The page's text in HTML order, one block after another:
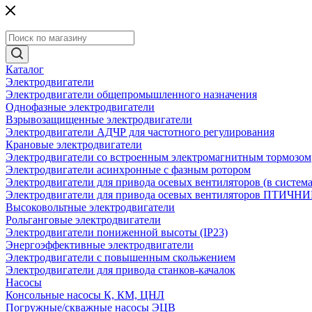
Каталог
Электродвигатели
Электродвигатели общепромышленного назначения
Однофазные электродвигатели
Взрывозащищенные электродвигатели
Электродвигатели АДЧР для частотного регулирования
Крановые электродвигатели
Электродвигатели со встроенным электромагнитным тормозом
Электродвигатели асинхронные с фазным ротором
Электродвигатели для привода осевых вентиляторов (в
Электродвигатели для привода осевых вентиляторов
Высоковольтные электродвигатели
Рольганговые электродвигатели
Электродвигатели пониженной высоты (IP23)
Энергоэффективные электродвигатели
Электродвигатели с повышенным скольжением
Электродвигатели для привода станков-качалок
Насосы
Консольные насосы К, КМ, ЦНЛ
Погружные/скважные насосы ЭЦВ